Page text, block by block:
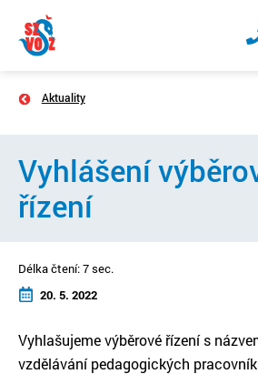
Aktuality
Vyhlášení
řízení
Délka čtení: 7 sec.
20. 5. 2022
Vyhlašujeme výběrové řízení s
vzdělávání pedagogických